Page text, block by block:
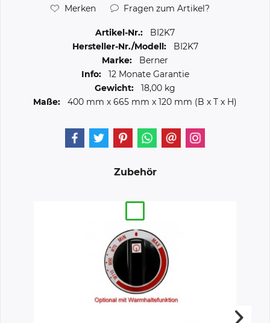
Merken Fragen zum Artikel?
Artikel-Nr.:
BI2K7
Hersteller-Nr./Modell:
BI2K7
Marke:
Berner
Info:
12 Monate Garantie
Gewicht:
18,00 kg
Maße:
400 mm x 665 mm x 120 mm (B x T x H)
Zubehör